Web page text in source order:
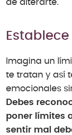
de alterarte.
Imagina un
te tratan y así
emocionales
Debes
poner límites
sentir mal